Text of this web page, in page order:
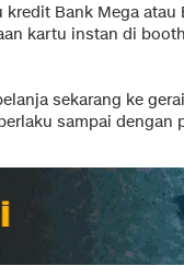
Bank Mega atau
kartu instan di
sekarang ke
sampai dengan